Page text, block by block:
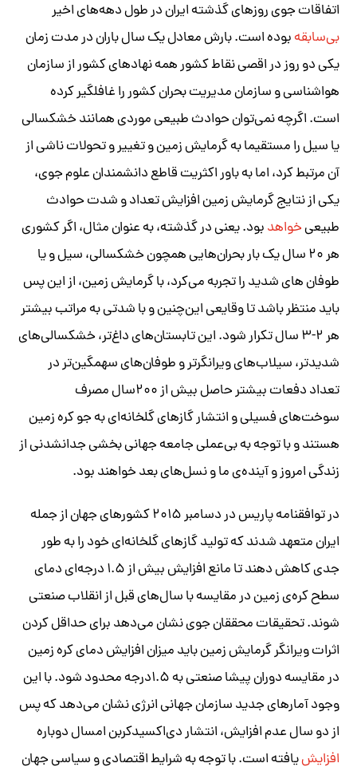
اتفاقات جوی روزهای گذشته ایران در طول دهه‌های اخیر
بی‌سابقهبوده است. بارش معادل یک سال باران در مدت زمان
یکی دو روز در اقصی نقاط کشور همه نهادهای کشور از سازمان
هواشناسی و سازمان مدیریت بحران کشور را غافلگیر کرده
است. اگرچه نمی‌توان حوادث طبیعی موردی همانند خشکسالی
یا سیل را مستقیما به گرمایش زمین و تغییر و تحولات ناشی از
آن مرتبط کرد، اما به باور اکثریت قاطع دانشمندان علوم جوی،
یکی از نتایج گرمایش زمین افزایش تعداد و شدت حوادث
طبیعیخواهدبود. یعنی در گذشته، به عنوان مثال، اگر کشوری
هر ۲۰ سال یک بار بحران‌هایی همچون خشکسالی، سیل و یا
طوفان های شدید را تجربه می‌کرد، با گرمایش زمین، از این پس
باید منتظر باشد تا وقایعی این‌چنین و با شدتی به مراتب بیشتر
هر ۲-۳ سال تکرار شود. این تابستان‌های داغ‌تر، خشکسالی‌های
شدیدتر، سیلاب‌های ویرانگرتر و طوفان‌های سهمگین‌تر در
تعداد دفعات بیشتر حاصل بیش از ۲۰۰سال مصرف
سوخت‌های فسیلی و انتشار گازهای گلخانه‌ای به جو کره زمین
هستند و با توجه به بی‌عملی جامعه جهانی بخشی جدانشدنی از
زندگی امروز و آینده‌ی ما و نسل‌های بعد خواهند بود.
در توافقنامه پاریس در دسامبر ۲۰۱۵ کشورهای جهان از جمله
ایران متعهد شدند که تولید گازهای گلخانه‌ای خود را به طور
جدی کاهش دهند تا مانع افزایش بیش از ۱.۵ درجه‌ای دمای
سطح کره‌ی زمین در مقایسه با سال‌های قبل از انقلاب صنعتی
شوند. تحقیقات محققان جوی نشان می‌دهد برای حداقل کردن
اثرات ویرانگر گرمایش زمین باید میزان افزایش دمای کره زمین
در مقایسه دوران پیشا صنعتی به ۱.۵درجه محدود شود. با این
وجود آمارهای جدید سازمان جهانی انرژی نشان می‌دهد که پس
از دو سال عدم افزایش، انتشار دی‌اکسیدکربن امسال دوباره
افزایشیافته است. با توجه به شرایط اقتصادی و سیاسی جهان